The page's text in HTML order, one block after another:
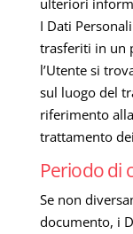
ulteriori
I Dati
trasferiti in un
l’Utente si
sul luogo del
riferimento
trattamento
Periodo di
Se non
documento, i